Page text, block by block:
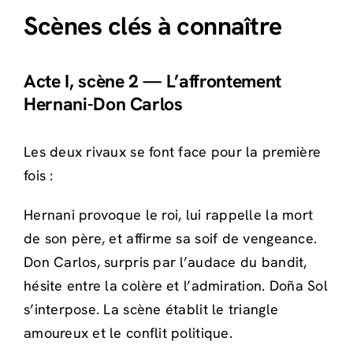
Scènes clés à connaître
Acte I, scène 2 — L’affrontement
Hernani-Don Carlos
Les deux rivaux se font face pour la première
fois :
Hernani provoque le roi, lui rappelle la mort
de son père, et affirme sa soif de vengeance.
Don Carlos, surpris par l’audace du bandit,
hésite entre la colère et l’admiration. Doña Sol
s’interpose. La scène établit le triangle
amoureux et le conflit politique.